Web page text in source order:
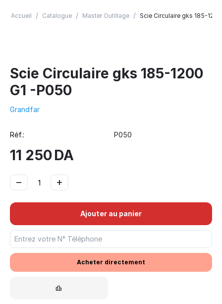
Accueil / Catalogue / Master Outillage / Scie Circulaire gks 185-
Scie Circulaire gks 185-1200
G1 -P050
Grandfar
Réf.: P050
11 250DA
+
−
Ajouter au panier
Acheter directement